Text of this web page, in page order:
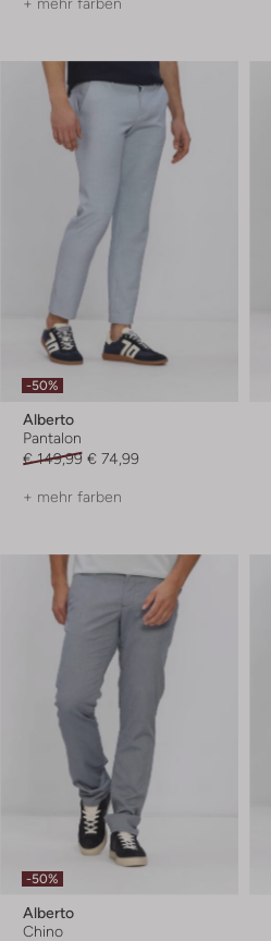
-50%
Alberto
Pantalon
€ 149,99 € 74,99
+ mehr farben
-50%
Alberto
Chino